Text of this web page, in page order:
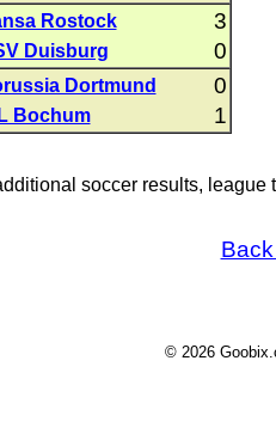
Rostock 3
Duisburg 0
Dortmund 0
Bochum 1
soccer results, league
© 2026